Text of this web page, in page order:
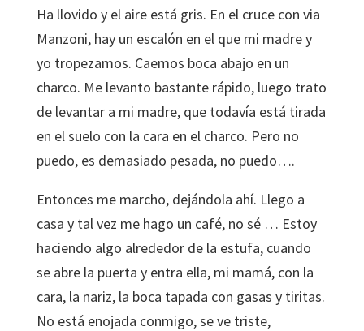
Ha llovido y el aire está gris. En el cruce con via
Manzoni, hay un escalón en el que mi madre y
yo tropezamos. Caemos boca abajo en un
charco. Me levanto bastante rápido, luego trato
de levantar a mi madre, que todavía está tirada
en el suelo con la cara en el charco. Pero no
puedo, es demasiado pesada, no puedo….
Entonces me marcho, dejándola ahí. Llego a
casa y tal vez me hago un café, no sé … Estoy
haciendo algo alrededor de la estufa, cuando
se abre la puerta y entra ella, mi mamá, con la
cara, la nariz, la boca tapada con gasas y tiritas.
No está enojada conmigo, se ve triste,